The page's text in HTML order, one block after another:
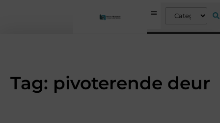
Tag: pivoterende deur